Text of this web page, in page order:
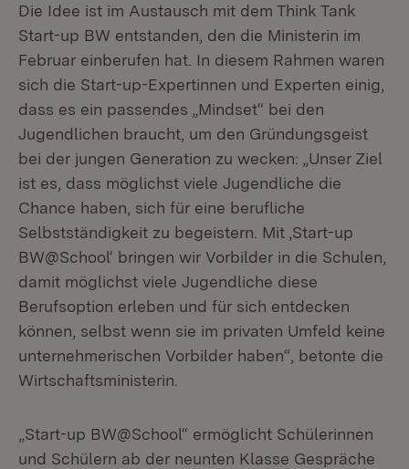
Die Idee ist im Austausch mit dem Think Tank
Start-up BW entstanden, den die Ministerin im
Februar einberufen hat. In diesem Rahmen waren
sich die Start-up-Expertinnen und Experten einig,
dass es ein passendes „Mindset“ bei den
Jugendlichen braucht, um den Gründungsgeist
bei der jungen Generation zu wecken: „Unser Ziel
ist es, dass möglichst viele Jugendliche die
Chance haben, sich für eine berufliche
Selbstständigkeit zu begeistern. Mit ‚Start-up
BW@School‘ bringen wir Vorbilder in die Schulen,
damit möglichst viele Jugendliche diese
Berufsoption erleben und für sich entdecken
können, selbst wenn sie im privaten Umfeld keine
unternehmerischen Vorbilder haben“, betonte die
Wirtschaftsministerin.
„Start-up BW@School“ ermöglicht Schülerinnen
und Schülern ab der neunten Klasse Gespräche